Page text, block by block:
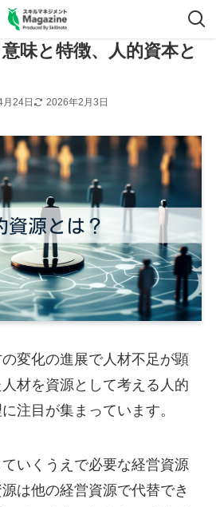
味と特徴、人的資本と
24日 2026年2月3日
変化の進展で人材不足が顕
材を資源として考える人的
注目が集まっています。
いくうえで必要な経営資源
は他の経営資源で代替でき